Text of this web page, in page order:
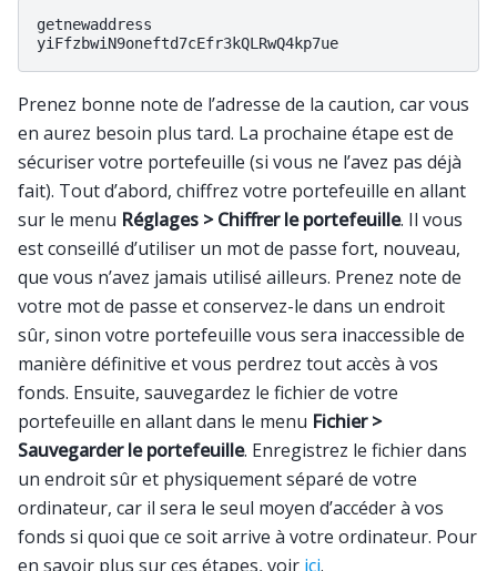
getnewaddress
Prenez bonne note de l’adresse de la caution, car vous
en aurez besoin plus tard. La prochaine étape est de
sécuriser votre portefeuille (si vous ne l’avez pas déjà
fait). Tout d’abord, chiffrez votre portefeuille en allant
sur le menu Réglages > Chiffrer le portefeuille. Il vous
est conseillé d’utiliser un mot de passe fort, nouveau,
que vous n’avez jamais utilisé ailleurs. Prenez note de
votre mot de passe et conservez-le dans un endroit
sûr, sinon votre portefeuille vous sera inaccessible de
manière définitive et vous perdrez tout accès à vos
fonds. Ensuite, sauvegardez le fichier de votre
portefeuille en allant dans le menu Fichier >
Sauvegarder le portefeuille. Enregistrez le fichier dans
un endroit sûr et physiquement séparé de votre
ordinateur, car il sera le seul moyen d’accéder à vos
fonds si quoi que ce soit arrive à votre ordinateur. Pour
en savoir plus sur ces étapes, voir ici.